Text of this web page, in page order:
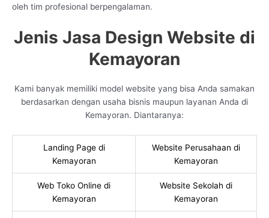
oleh tim profesional berpengalaman.
Jenis Jasa Design Website di
Kemayoran
Kami banyak memiliki model website yang bisa Anda samakan
berdasarkan dengan usaha bisnis maupun layanan Anda di
Kemayoran. Diantaranya:
Landing Page di
Kemayoran
Website Perusahaan di
Kemayoran
Web Toko Online di
Kemayoran
Website Sekolah di
Kemayoran